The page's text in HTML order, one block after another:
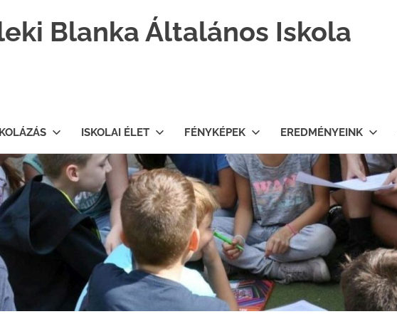
Blanka Általános Iskola
ISKOLAI ÉLET FÉNYKÉPEK EREDMÉNYEINK